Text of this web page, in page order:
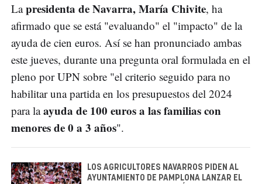
Lapresidenta de Navarra, María Chivite, ha
afirmado que se está "evaluando" el "impacto" de la
ayuda de cien euros. Así se han pronunciado ambas
este jueves, durante una pregunta oral formulada en el
pleno por UPN sobre "el criterio seguido para no
habilitar una partida en los presupuestos del 2024
para laayuda de 100 euros a las familias con
menores de 0 a 3 años".
LOS AGRICULTORES NAVARROS PIDEN AL
AYUNTAMIENTO DE PAMPLONA LANZAR EL